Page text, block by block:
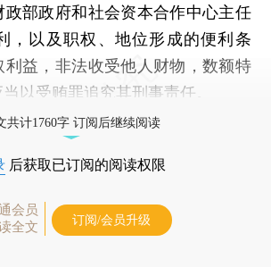
政部政府和社会资本合作中心主任
，以及职权、地位形成的便利条
利益，非法收受他人财物，数额特
以受贿罪追究其刑事责任。
共计1760字 订阅后继续阅读
后获取已订阅的阅读权限
会员
全文
订阅/会员升级